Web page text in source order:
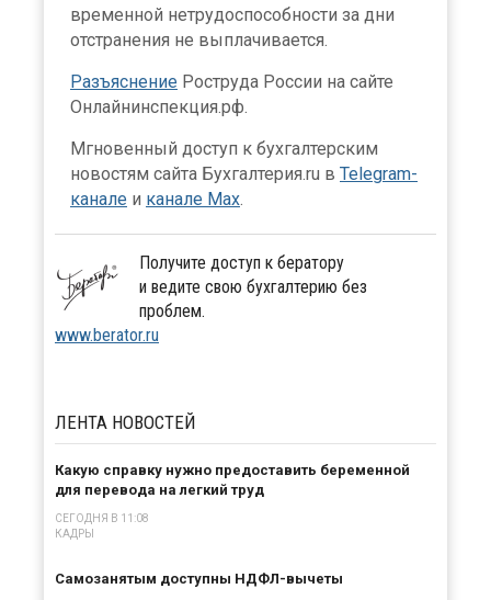
временной нетрудоспособности за дни
отстранения не выплачивается.
Разъяснение Роструда России на сайте
Онлайнинспекция.рф.
Мгновенный доступ к бухгалтерским
новостям сайта Бухгалтерия.ru в Telegram-
канале и канале Max.
Получите доступ к бератору
и ведите свою бухгалтерию без
проблем.
www.berator.ru
ЛЕНТА НОВОСТЕЙ
Какую справку нужно предоставить беременной
для перевода на легкий труд
СЕГОДНЯ В 11:08
КАДРЫ
Самозанятым доступны НДФЛ-вычеты